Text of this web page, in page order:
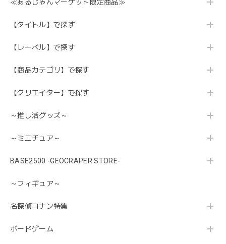
≪あるじゃんマーケット限定商品≫
【タイトル】で探す
【レーベル】で探す
【商品カテゴリ】で探す
【クリエイター】で探す
～推し活グッズ～
～ミニチュア～
BASE2500 -GEOCRAPER STORE-
～フィギュア～
名探偵コナン特集
ボードゲーム